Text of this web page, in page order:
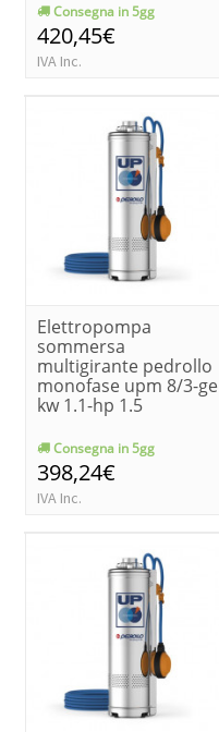
Consegna in 5gg
420,45€
IVA Inc.
Elettropompa
sommersa
multigirante pedrollo
monofase upm 8/3-ge
kw 1.1-hp 1.5
Consegna in 5gg
398,24€
IVA Inc.